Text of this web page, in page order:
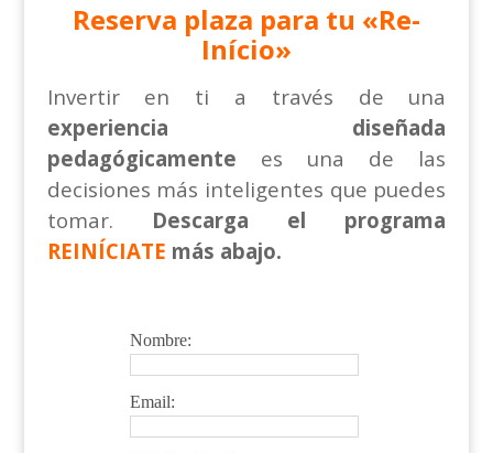
Reserva plaza para tu «Re-
Início»
Invertir en ti a través de una
experiencia diseñada
pedagógicamente es una de las
decisiones más inteligentes que puedes
tomar. Descarga el programa
REINÍCIATE más abajo.
Nombre:
Email: